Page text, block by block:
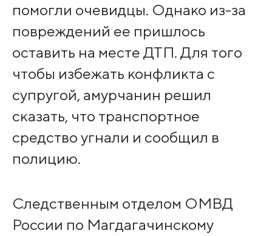
помогли очевидцы. Однако из-за
повреждений ее пришлось
оставить на месте ДТП. Для того
чтобы избежать конфликта с
супругой, амурчанин решил
сказать, что транспортное
средство угнали и сообщил в
полицию.
Следственным отделом ОМВД
России по Магдагачинскому